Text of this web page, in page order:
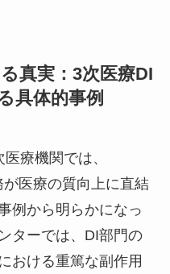
真実：3次医療DI
具体的事例
療機関では、
医療の質向上に直結
例から明らかになっ
ターでは、DI部門の
おける重篤な副作用